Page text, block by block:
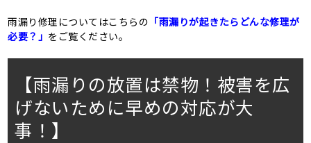
雨漏り修理についてはこちらの 「雨漏りが起きたらどんな修理が
必要？」 をご覧ください。
【雨漏りの放置は禁物！被害を広
げないために早めの対応が大
事！】